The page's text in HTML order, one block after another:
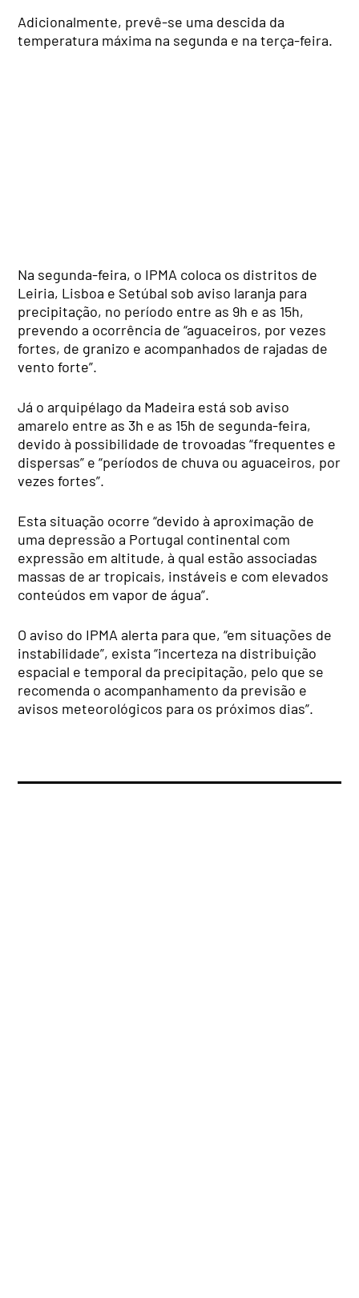
Adicionalmente, prevê-se uma descida da
temperatura máxima na segunda e na terça-feira.
Na segunda-feira, o IPMA coloca os distritos de
Leiria, Lisboa e Setúbal sob aviso laranja para
precipitação, no período entre as 9h e as 15h,
prevendo a ocorrência de “aguaceiros, por vezes
fortes, de granizo e acompanhados de rajadas de
vento forte”.
Já o arquipélago da Madeira está sob aviso
amarelo entre as 3h e as 15h de segunda-feira,
devido à possibilidade de trovoadas “frequentes e
dispersas” e “períodos de chuva ou aguaceiros, por
vezes fortes”.
Esta situação ocorre “devido à aproximação de
uma depressão a Portugal continental com
expressão em altitude, à qual estão associadas
massas de ar tropicais, instáveis e com elevados
conteúdos em vapor de água”.
O aviso do IPMA alerta para que, “em situações de
instabilidade”, exista “incerteza na distribuição
espacial e temporal da precipitação, pelo que se
recomenda o acompanhamento da previsão e
avisos meteorológicos para os próximos dias”.